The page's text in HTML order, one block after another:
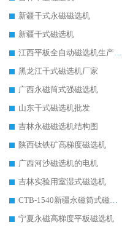
新疆干式永磁磁选机
新疆干式磁选机
江西平板全自动磁选机生产厂家
黑龙江干式磁选机厂家
广西永磁筒式强磁选机
山东干式磁选机批发
吉林永磁磁选机结构图
陕西钛铁矿高梯度磁选机
广西河沙磁选机的电机
吉林实验用室湿式磁选机
CTB-1540新疆永磁筒式磁选机
宁夏永磁高梯度平板磁选机